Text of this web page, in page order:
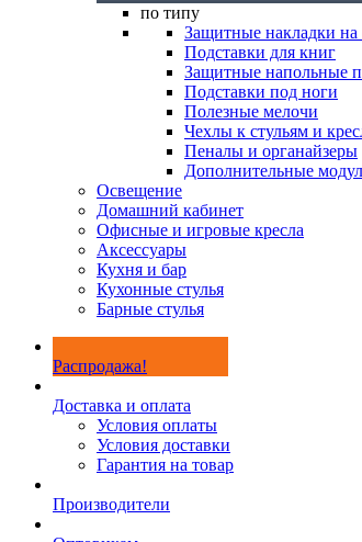
по типу
Защитные накладки на
Подставки для книг
Защитные напольные
Подставки под ноги
Полезные мелочи
Чехлы к стульям и
Пеналы и органайзеры
Дополнительные
Освещение
Домашний кабинет
Офисные и игровые кресла
Аксессуары
Кухня и бар
Кухонные стулья
Барные стулья
Распродажа!
Доставка и оплата
Условия оплаты
Условия доставки
Гарантия на товар
Производители